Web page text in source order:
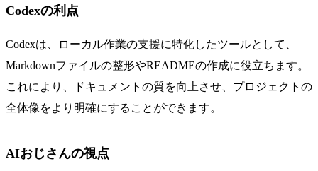
Codexの利点
Codexは、ローカル作業の支援に特化したツールとして、
Markdownファイルの整形やREADMEの作成に役立ちます。
これにより、ドキュメントの質を向上させ、プロジェクトの
全体像をより明確にすることができます。
AIおじさんの視点